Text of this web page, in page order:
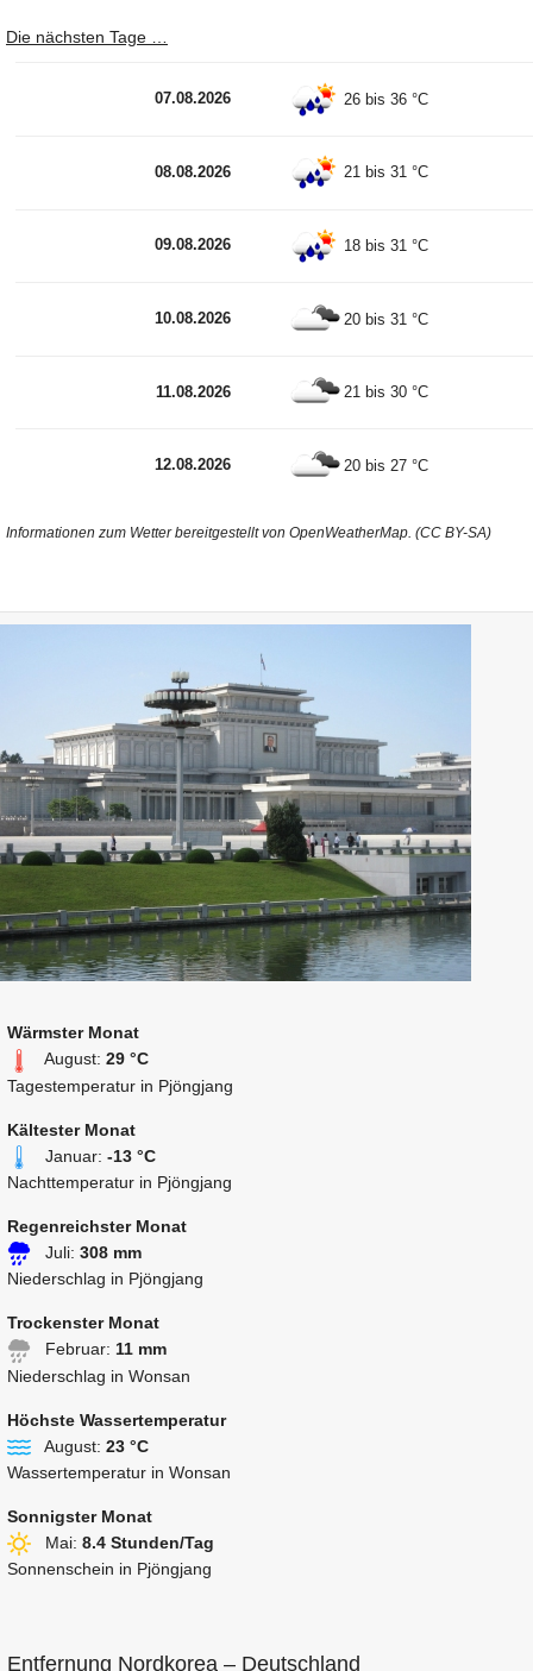
Die nächsten Tage …
07.08.2026 26 bis 36 °C
08.08.2026 21 bis 31 °C
09.08.2026 18 bis 31 °C
10.08.2026 20 bis 31 °C
11.08.2026 21 bis 30 °C
12.08.2026 20 bis 27 °C
Informationen zum Wetter bereitgestellt von OpenWeatherMap. (CC BY-SA)
Wärmster Monat
August: 29 °C
Tagestemperatur in Pjöngjang
Kältester Monat
Januar: -13 °C
Nachttemperatur in Pjöngjang
Regenreichster Monat
Juli: 308 mm
Niederschlag in Pjöngjang
Trockenster Monat
Februar: 11 mm
Niederschlag in Wonsan
Höchste Wassertemperatur
August: 23 °C
Wassertemperatur in Wonsan
Sonnigster Monat
Mai: 8.4 Stunden/Tag
Sonnenschein in Pjöngjang
Entfernung Nordkorea – Deutschland